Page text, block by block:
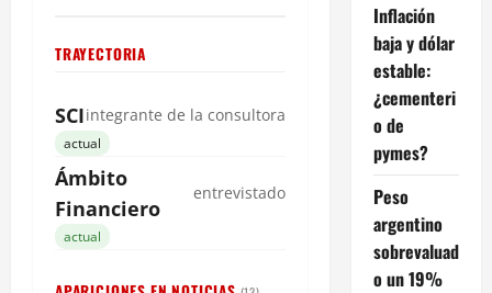
TRAYECTORIA
SCIintegrante de la consultora
actual
Ámbito
Financiero
entrevistado
actual
Inflación
baja y dólar
estable:
¿cementeri
o de
pymes?
Peso
argentino
sobrevaluad
o un 19%